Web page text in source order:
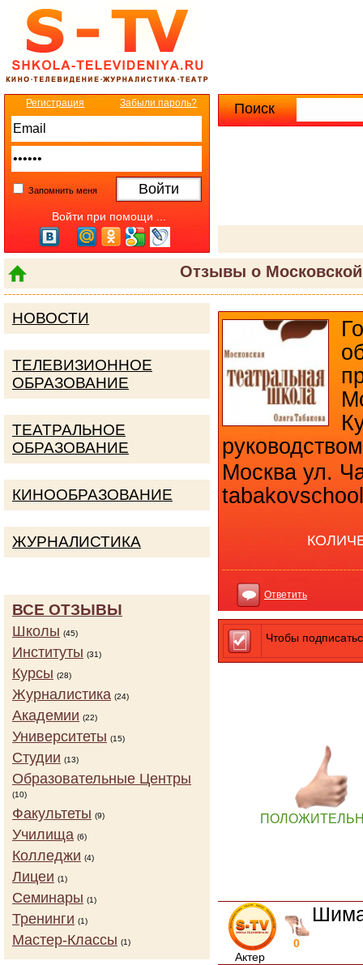
Поиск
Отзывы о Московской
Регистрация Забыли пароль?
Запомнить меня
Войти при помощи ...
Москва ул.
Ответить
Чтобы
Актер
0
НОВОСТИ
ТЕЛЕВИЗИОННОЕ
ОБРАЗОВАНИЕ
ТЕАТРАЛЬНОЕ
ОБРАЗОВАНИЕ
КИНООБРАЗОВАНИЕ
ЖУРНАЛИСТИКА
ВСЕ ОТЗЫВЫ
Школы (45)
Институты (31)
Курсы (28)
Журналистика (24)
Академии (22)
Университеты (15)
Студии (13)
Образовательные Центры
(10)
Факультеты (9)
Училища (6)
Колледжи (4)
Лицеи (1)
Семинары (1)
Тренинги (1)
Мастер-Классы (1)